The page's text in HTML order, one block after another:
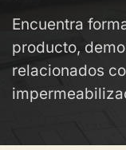
Encuentra
producto,
relacionados